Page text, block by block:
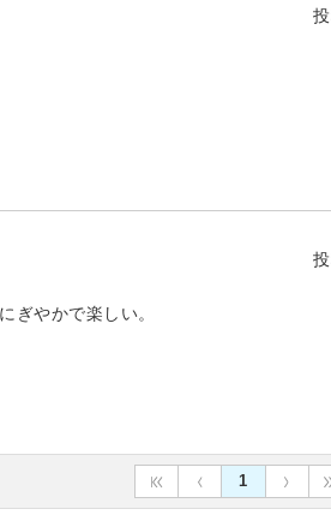
ぎやかで楽しい。
1